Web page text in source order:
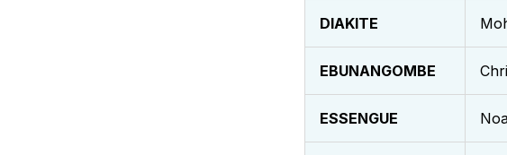
DIAKITE
EBUNANGOMBE
ESSENGUE